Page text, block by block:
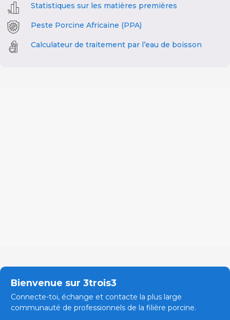
Statistiques sur les matières premières
Peste Porcine Africaine (PPA)
Calculateur de traitement par l’eau de boisson
Bienvenue sur 3trois3
Connecte-toi, échange et contacte la plus large
communauté de professionnels de la filière porcine.